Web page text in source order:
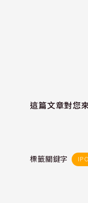
這篇文章對您
標籤關鍵字 IPO